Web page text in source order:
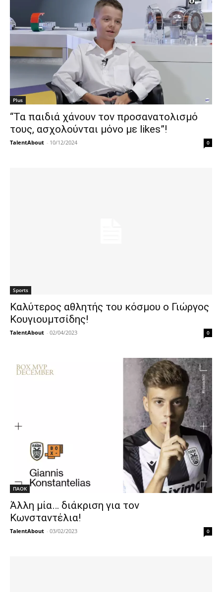
Plus
“Τα παιδιά χάνουν τον προσανατολισμό
τους, ασχολούνται μόνο με likes”!
TalentAbout - 10/12/2024 0
Sports
Καλύτερος αθλητής του κόσμου ο Γιώργος
Κουγιουμτσίδης!
TalentAbout - 02/04/2023 0
ΠΑΟΚ
Άλλη μία… διάκριση για τον
Κωνσταντέλια!
TalentAbout - 03/02/2023 0